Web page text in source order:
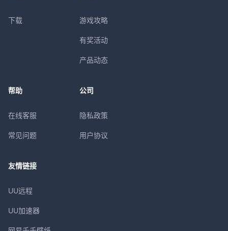
下载 游戏攻略
有奖活动
产品动态
帮助
在线客服
常见问题
公司
隐私政策
用户协议
友情链接
UU远程
UU加速器